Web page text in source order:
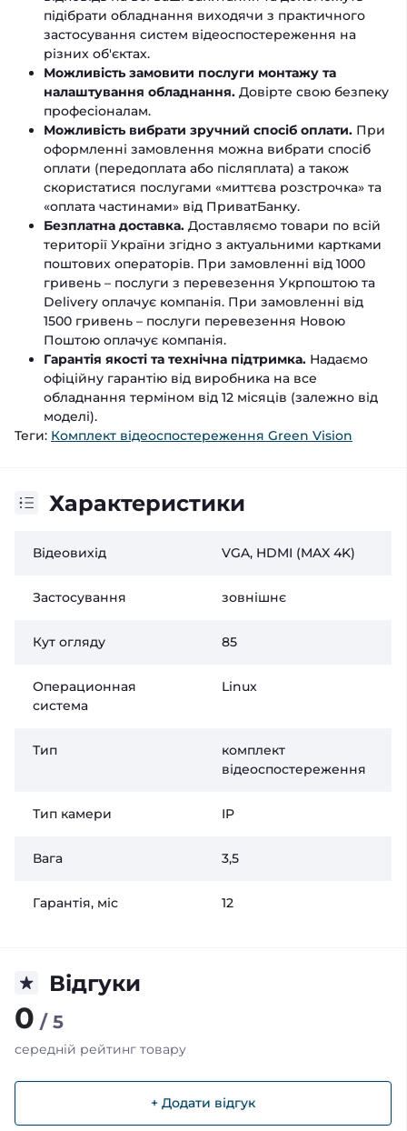
підібрати обладнання виходячи з практичного
застосування систем відеоспостереження на
різних об'єктах.
Можливість замовити послуги монтажу та
налаштування обладнання. Довірте свою безпеку
професіоналам.
Можливість вибрати зручний спосіб оплати. При
оформленні замовлення можна вибрати спосіб
оплати (передоплата або післяплата) а також
скористатися послугами «миттєва розстрочка» та
«оплата частинами» від ПриватБанку.
Безплатна доставка. Доставляємо товари по всій
території України згідно з актуальними картками
поштових операторів. При замовленні від 1000
гривень – послуги з перевезення Укрпоштою та
Delivery оплачує компанія. При замовленні від
1500 гривень – послуги перевезення Новою
Поштою оплачує компанія.
Гарантія якості та технічна підтримка. Надаємо
офіційну гарантію від виробника на все
обладнання терміном від 12 місяців (залежно від
моделі).
Теги: Комплект відеоспостереження Green Vision
Характеристики
Відеовихід VGA, HDMI (MAX 4K)
Застосування зовнішнє
Кут огляду 85
Операционная
система
Linux
Тип
комплект
відеоспостереження
Тип камери IP
Вага 3,5
Гарантія, міс 12
Відгуки
0 / 5
середній рейтинг товару
+ Додати відгук